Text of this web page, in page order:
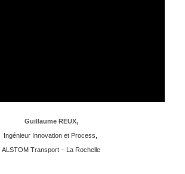
Guillaume REUX,
Ingénieur Innovation et Process,
ALSTOM Transport – La Rochelle